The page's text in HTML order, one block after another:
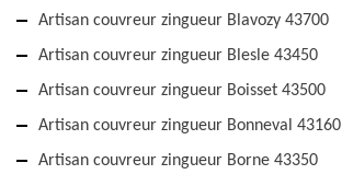
Artisan couvreur zingueur Blavozy 43700
Artisan couvreur zingueur Blesle 43450
Artisan couvreur zingueur Boisset 43500
Artisan couvreur zingueur Bonneval 43160
Artisan couvreur zingueur Borne 43350